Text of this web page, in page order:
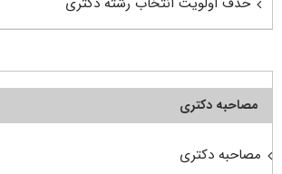
مصاحبه دکتری
مصاحبه دکتری